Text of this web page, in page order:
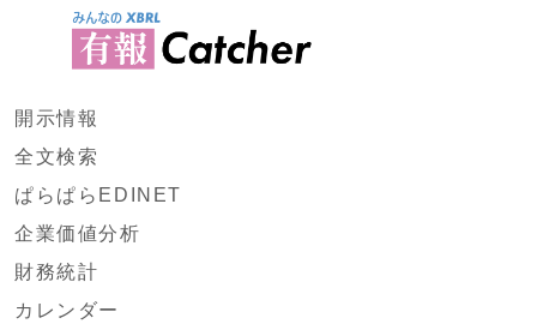
開示情報
全文検索
ぱらぱらEDINET
企業価値分析
財務統計
カレンダー